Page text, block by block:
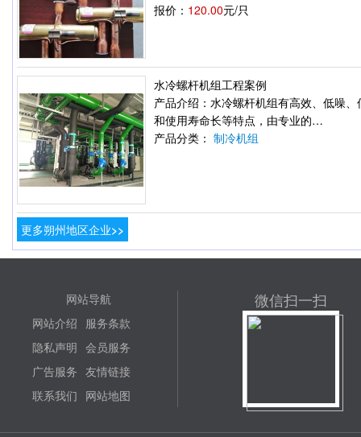
报价： 120.00元/只
水冷螺杆机组工程案例
产品介绍：水冷螺杆机组有高效、低噪、
和使用寿命长等特点，由专业的…
产品分类： 制冷机组
更多朔州地区企业>>
网站导航
网站介绍 服务条款
隐私声明 会员服务
广告服务 友情链接
联系我们 网站地图
微信扫一扫